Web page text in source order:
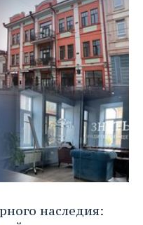
наследия: